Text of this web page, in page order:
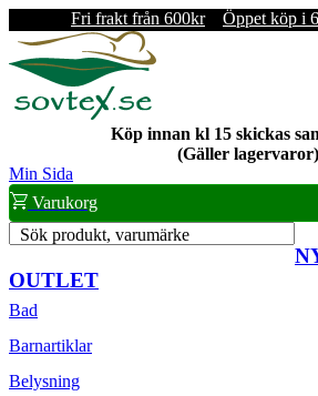
Fri frakt från 600kr Öppet köp i
Köp innan kl 15 skickas
(Gäller lagervaror)
Min Sida
Varukorg
Sök produkt, varumärke
OUTLET
Bad
Barnartiklar
Belysning